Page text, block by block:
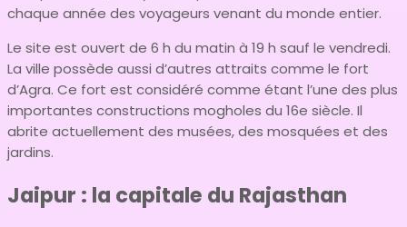
chaque année des voyageurs venant du monde entier.
Le site est ouvert de 6 h du matin à 19 h sauf le vendredi.
La ville possède aussi d’autres attraits comme le fort
d’Agra. Ce fort est considéré comme étant l’une des plus
importantes constructions mogholes du 16e siècle. Il
abrite actuellement des musées, des mosquées et des
jardins.
Jaipur : la capitale du Rajasthan